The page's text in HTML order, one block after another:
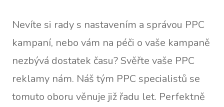
Nevíte si rady s nastavením a správou PPC
kampaní, nebo vám na péči o vaše kampaně
nezbývá dostatek času? Svěřte vaše PPC
reklamy nám. Náš tým PPC specialistů se
tomuto oboru věnuje již řadu let. Perfektně